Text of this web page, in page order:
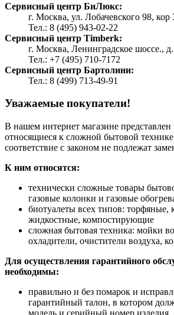
Сервисный центр БиЛюкс:
г. Москва, ул. Лобачевского 98, кор
Тел.: 8 (495) 943-02-22
Сервисный центр Timberk:
г. Москва, Ленинградское шоссе.,
Тел.: +7 (495) 710-7172
Сервисный центр Бартолини:
Тел.: 8 (499) 713-49-91
Уважаемые покупатели!
В нашем интернет магазине представлен
относящиеся к сложной бытовой
соответствие с законом не подлежат
К ним относятся:
технически сложные товары
газовые колонки и газовые
биотуалеты всех типов: торфяные,
жидкостные, компостирующие
сложная бытовая техника: мойки
охладители, очистители воздуха,
Для осуществления гарантийного
необходимы:
правильно и без помарок и
гарантийный талон, в котором
модель и серийный номер изделия,